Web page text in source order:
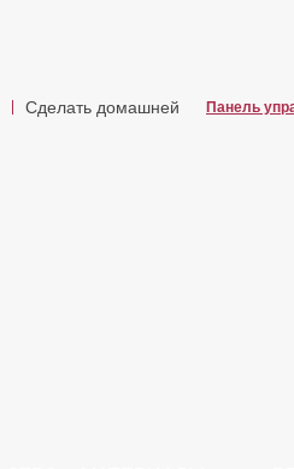
Сделать домашней Панель